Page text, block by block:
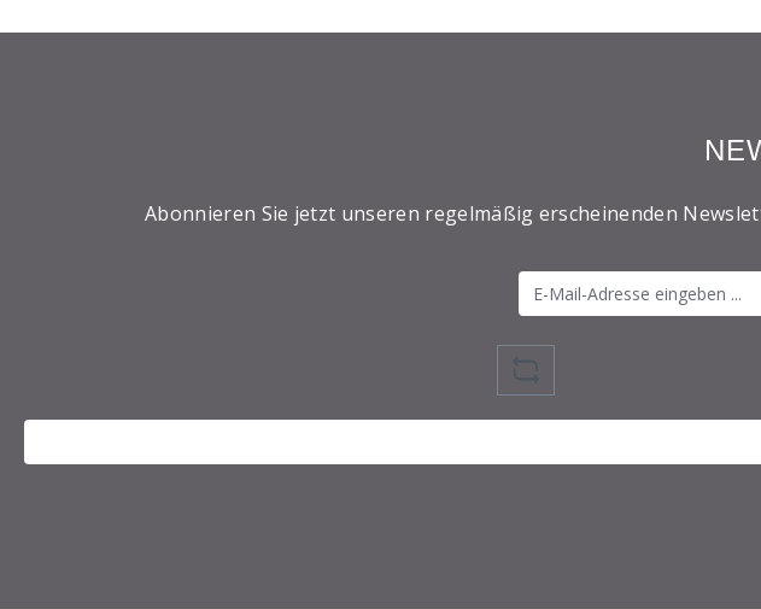
Abonnieren Sie jetzt unseren regelmäßig erscheinenden